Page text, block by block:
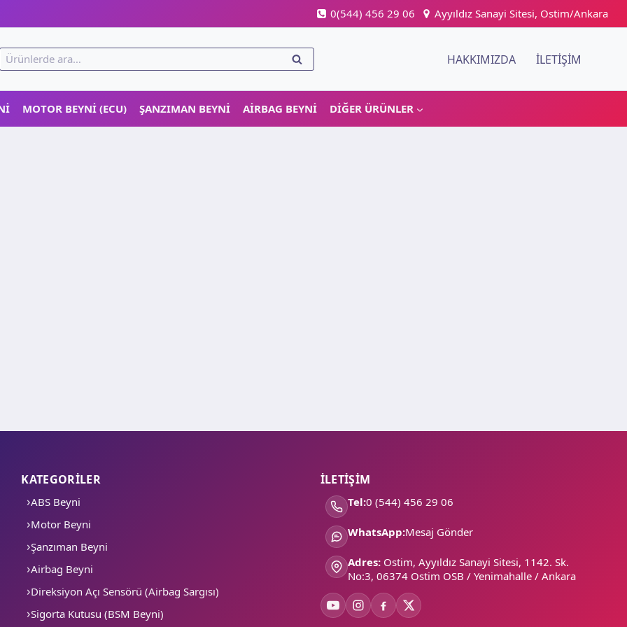
0(544) 456 29 06 Ayyıldız Sanayi Sitesi, Ostim/Ankara
Ara:
ARA HAKKIMIZDA İLETIŞIM
MOTOR BEYNI (ECU) ŞANZIMAN BEYNI AIRBAG BEYNI DIĞER ÜRÜNLER
KATEGORİLER
ABS Beyni
Motor Beyni
Şanzıman Beyni
Airbag Beyni
Direksiyon Açı Sensörü (Airbag Sargısı)
Sigorta Kutusu (BSM Beyni)
İLETİŞİM
Tel:0 (544) 456 29 06
WhatsApp:Mesaj Gönder
Adres: Ostim, Ayyıldız Sanayi Sitesi, 1142. Sk.
No:3, 06374 Ostim OSB / Yenimahalle / Ankara